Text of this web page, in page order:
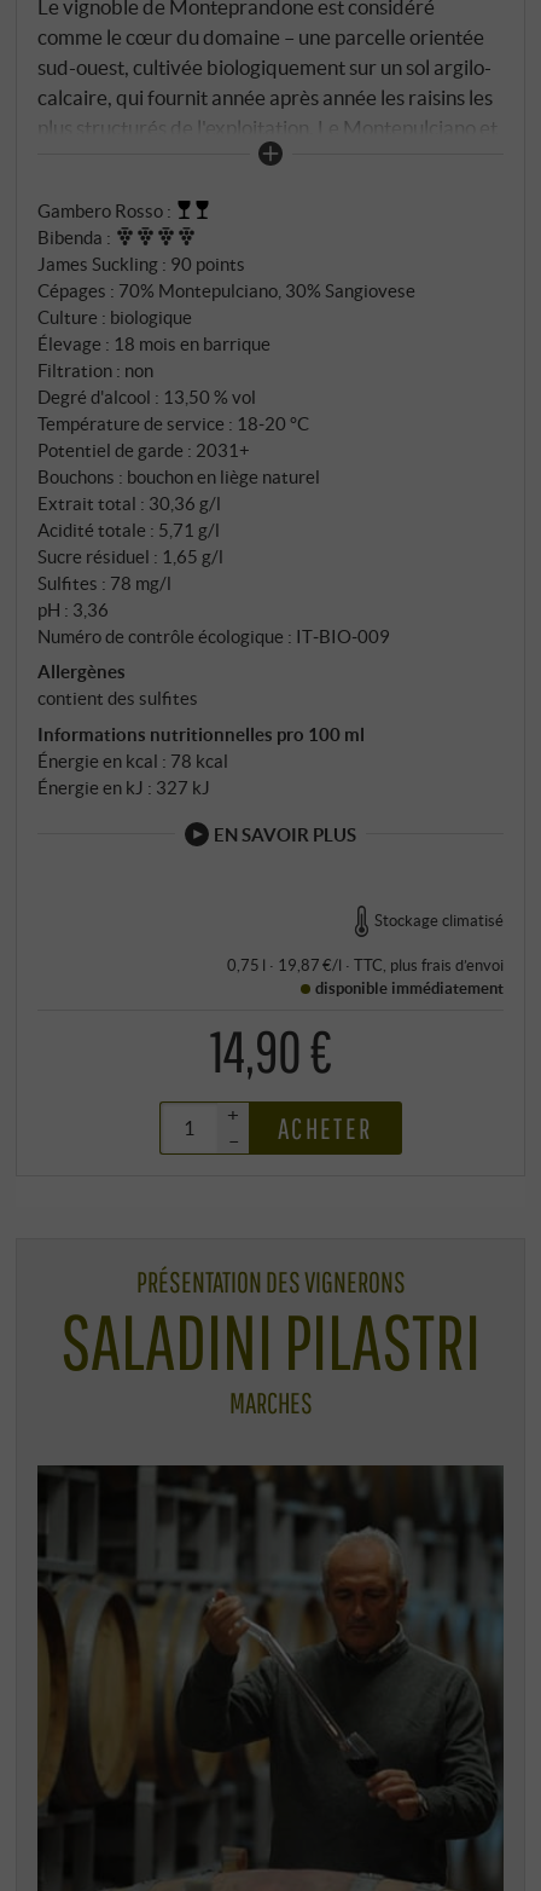
Le vignoble de Monteprandone est considéré
comme le cœur du domaine – une parcelle orientée
sud-ouest, cultivée biologiquement sur un sol argilo-
calcaire, qui fournit année après année les raisins les
plus structurés de l'exploitation. Le Montepulciano et
le Sangiovese y sont sélectionnés avec le plus grand
bois et en barriques. Le résultat est un Rosso Piceno
Superiore avec de la profondeur, de la noblesse et
une signature d'origine claire.
Gambero Rosso :
Bibenda :
James Suckling : 90 points
Cépages : 70% Montepulciano, 30% Sangiovese
Culture : biologique
Élevage : 18 mois en barrique
Filtration : non
Degré d'alcool : 13,50 % vol
Température de service : 18‑20 °C
Potentiel de garde : 2031+
Bouchons : bouchon en liège naturel
Extrait total : 30,36 g/l
Acidité totale : 5,71 g/l
Sucre résiduel : 1,65 g/l
Sulfites : 78 mg/l
pH : 3,36
Numéro de contrôle écologique : IT‑BIO‑009
Allergènes
contient des sulfites
Informations nutritionnelles pro 100 ml
Énergie en kcal : 78 kcal
Énergie en kJ : 327 kJ
EN SAVOIR PLUS
Stockage climatisé
0,75 l · 19,87 €/l · TTC , plus frais d’envoi
disponible immédiatement
14,90 €
+
–
ACHETER
PRÉSENTATION DES VIGNERONS
SALADINI PILASTRI
MARCHES